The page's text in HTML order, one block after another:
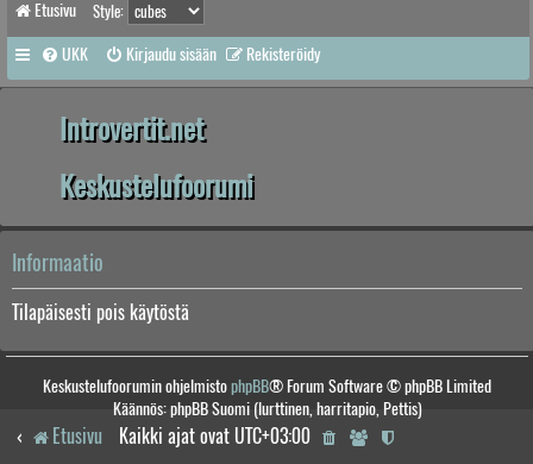
Etusivu Style:
UKK Kirjaudu sisään Rekisteröidy
Introvertit.net
Keskustelufoorumi
Informaatio
Tilapäisesti pois käytöstä
Keskustelufoorumin ohjelmistophpBB® Forum Software © phpBB Limited
Käännös: phpBB Suomi (lurttinen, harritapio, Pettis)
Etusivu Kaikki ajat ovat UTC+03:00